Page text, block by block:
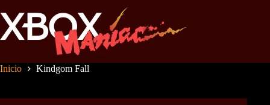
al
contenido
Inicio Kindgom Fall